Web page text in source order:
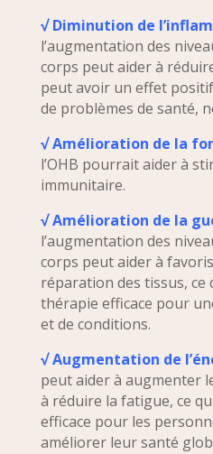
√ Diminution de
l’augmentation des
corps peut aider à
peut avoir un effet
de problèmes de santé,
√ Amélioration de la
l’OHB pourrait aider à
immunitaire.
√ Amélioration de la
l’augmentation des
corps peut aider à
réparation des tissus, ce
thérapie efficace pour
et de conditions.
√ Augmentation de
peut aider à augmenter
à réduire la fatigue, ce
efficace pour les
améliorer leur santé